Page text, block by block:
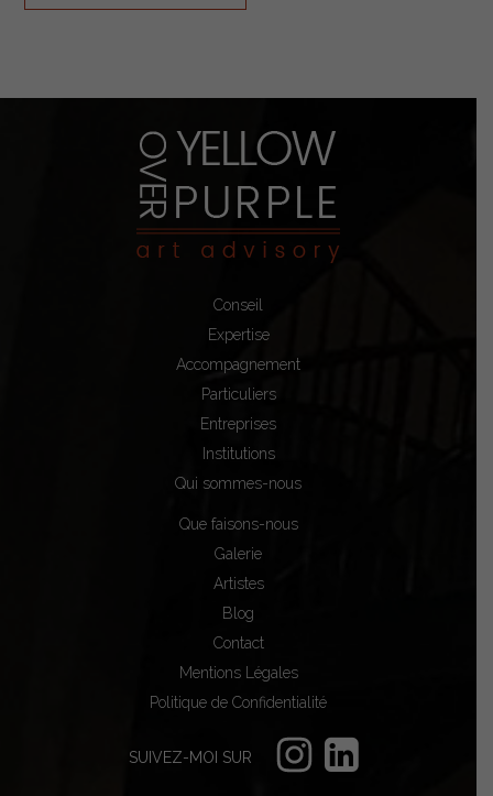
Conseil
Expertise
Accompagnement
Particuliers
Entreprises
Institutions
Qui sommes-nous
Que faisons-nous
Galerie
Artistes
Blog
Contact
Mentions Légales
Politique de Confidentialité
SUIVEZ-MOI SUR